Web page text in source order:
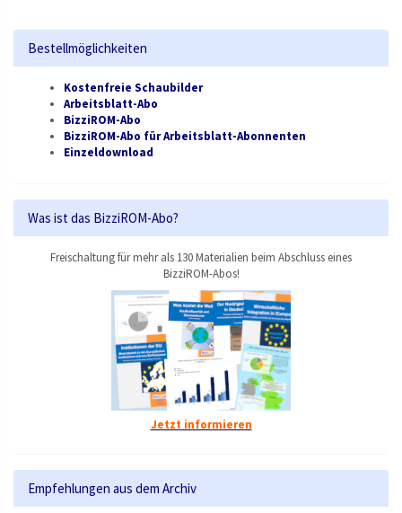
Bestellmöglichkeiten
Kostenfreie Schaubilder
Arbeitsblatt-Abo
BizziROM-Abo
BizziROM-Abo für Arbeitsblatt-Abonnenten
Einzeldownload
Was ist das BizziROM-Abo?
Freischaltung für mehr als 130 Materialien beim Abschluss eines
BizziROM-Abos!
Jetzt informieren
Empfehlungen aus dem Archiv